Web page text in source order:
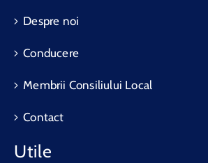
Despre noi
Conducere
Membrii Consiliului Local
Contact
Utile